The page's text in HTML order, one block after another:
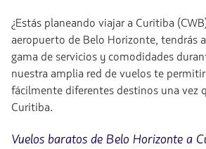
¿Estás planeando viajar a Curitiba
aeropuerto de Belo Horizonte, tendrás
gama de servicios y comodidades
nuestra amplia red de vuelos te
fácilmente diferentes destinos una vez
Curitiba.
Vuelos baratos de Belo Horizonte a